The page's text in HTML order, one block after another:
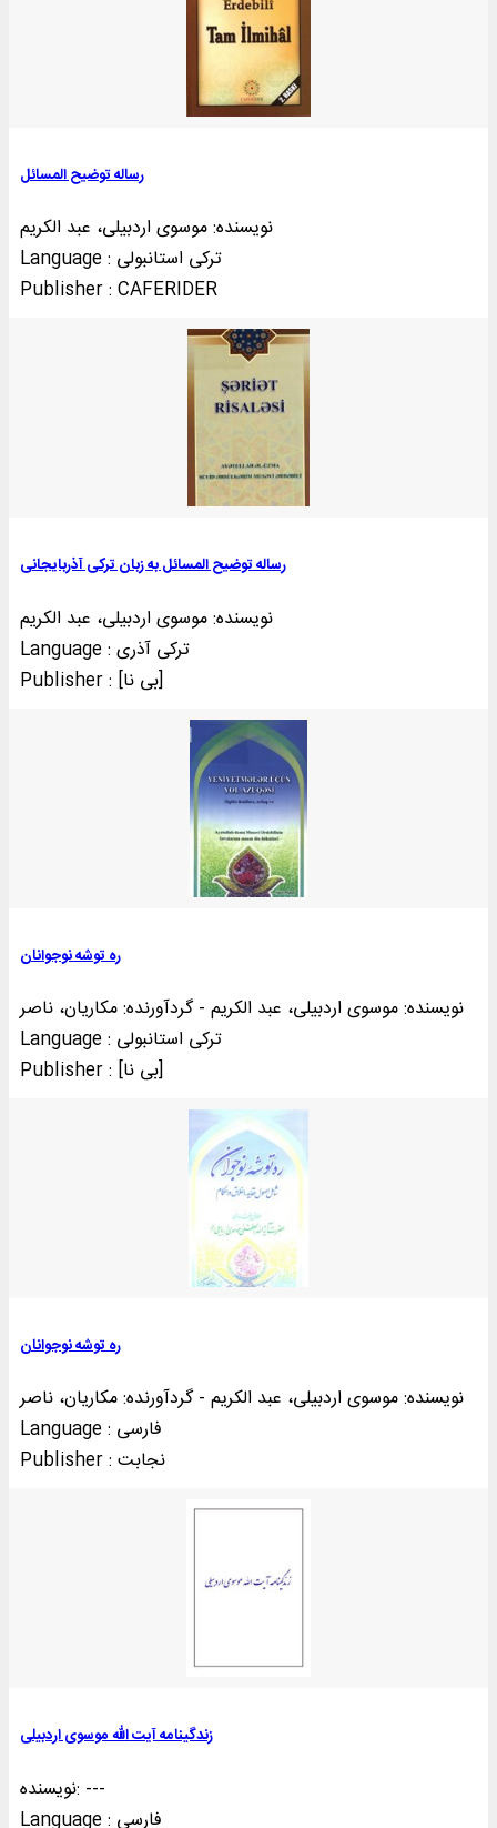
رساله توضيح المسائل
نویسنده: موسوی اردبیلی، عبد الکریم
Language : ترکی استانبولی
Publisher : CAFERIDER
رساله توضيح المسائل به زبان ترکی آذربايجانی
نویسنده: موسوی اردبیلی، عبد الکریم
Language : ترکی آذری
Publisher : [بی‌ نا]
ره توشه نوجوانان
نویسنده: موسوی اردبیلی، عبد الکریم - گردآورنده: مکاریان، ناصر
Language : ترکی استانبولی
Publisher : [بی‌ نا]
ره توشه نوجوانان
نویسنده: موسوی اردبیلی، عبد الکریم - گردآورنده: مکاریان، ناصر
Language : فارسی
Publisher : نجابت
زندگینامه آیت الله موسوی اردبیلی
نویسنده: ---
Language : فارسی